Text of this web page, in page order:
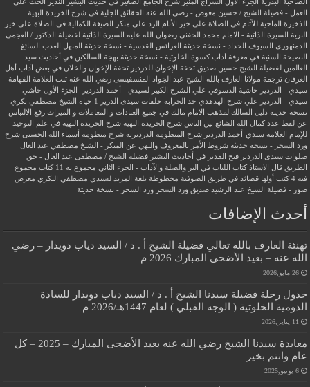
الصاحبة البدرية
الجزء الأول السراج المنير شرح الجامع الصغير في حديث البشير النذير
الحث على
العمل - فضيلة الشيخ / حسين معوض - رضي الله عنه
الحقائق الجلية في شرح الخريدة البهية
الذخيرة الماحية للآثام في الصلاة علي خير الأنام
الرد علي منكر الصيغة الكمالية في الصلاة علي خير
البرية
السيرة الذاتية - الامام محمد الحفنى رضوان الله عليه
السيرة الذاتية لفضيلة الدكتور / العجمي
الدمنهوري
السيوف الحداد - نسخة حديثة العرائس القدسية - نسخة حديثة
المنهل العذب السائغ
النصيحة السنية في معرفة آداب كسوة الخلوتية - نسخة حديثة بهجة السالكين في أحاديث سيد
العالمين لفضيلة الشيخ حسين صديق
تحفة الإخوان للدردير تحفة الإخوان والخلان في بعض آداب أهل
العرفان ترجمة مولانا العارف بالله الشيخ عبد الجواد المنسفيسى رضي الله عنه ثبت العلامة الفهامة
سيدي - الدردير
حاشية الدسوقي علي الشرح الكبير لسيدي - أحمد الدردير- الجزء الأول حاشي
سيدي - الدردير علي شرح الهدهدي حد الحرابة حلقات سيدى الدرير 1
حياة الشيخ مصطفي بكري -
نسخة حديثة دليل السالك لمذهب الامام مالك في جميع العبادات و المعاملات و الميراث رفع الالتباس
عن لفظ عدد كمال الله الشائع بين الناس شرح الخريدة البهية شرح الخريدة البهية في علم التوحيد
للإمام العلامة سيدي-أحمد الدردير شرح المنظومة الدرديرية شرح منظومة أسماء الله الحسنى شرح
ورد السحر - نسخة حديثة شروط الأمر بالمعروف والنهي عن المنكر - الشيخ مصطفي عبد العال
صلوات سيدى الدردير فتح القدير في أحاديث البشير فضيلة الشيخ / مصطفى عبد العال - حق
الطريق
قال الاستاذ كتاب اللباب في البر والصلة والآداب - الجزء الثاني مجموع به 11 كتاب
مجموع
فيه 4 كتب أولها قصائد في طريق الصوفية
مخطوطة بلغة المريد لسيدي مصطفي البكري معرض
صور - فضيلة الشيخ عبد الرشيد صديق
ورد السحر ورد السحر - نسخة حديثة
أحدث الإضافات
تهنئة العارف بالله تعالي فضيلة الشيخ أ . د / السيد دياب دويدار – رضي
الله عنه – بعيد الأضحى المبارك 2026 م
26 مايو,2026
جدول رحلة فضيلة سيدنا الشيخ أ . د / السيد دياب دويدار للسادة
الدومية الخلوتية ( الوجه القبلي ) لعام 1447هـ/2026 م
11 يناير,2026
معايدة سيدنا الشيخ رضي الله عنه بعيد الأضحى المبارك – 2025 – كل
عام وانتم بخير
6 يونيو,2025